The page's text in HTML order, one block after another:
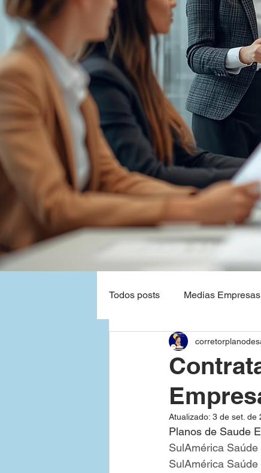
Todos posts Medias Empresas
Natal - Rio Grande do Norte
Planos de Saude Empresas
Grandes Empresas São
Atualizado: 3 de set. de
Planos de Saude
SulAmérica
SulAmérica